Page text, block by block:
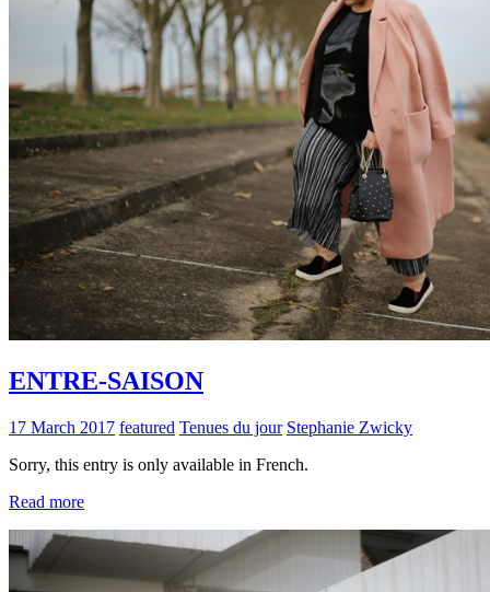
ENTRE-SAISON
17 March 2017 featured Tenues du jour Stephanie Zwicky
Sorry, this entry is only available in French.
Read more